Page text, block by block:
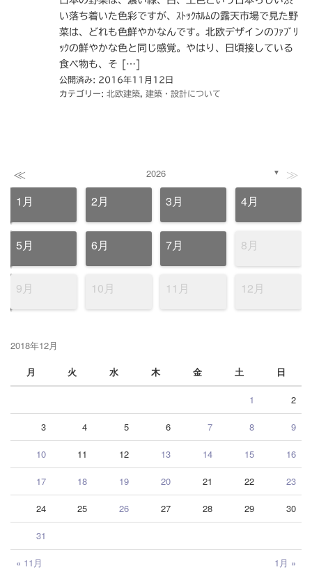
い落ち着いた色彩ですが、ｽﾄｯｸﾎﾙﾑの露天市場で見た野
菜は、どれも色鮮やかなんです。北欧デザインのﾌｧﾌﾞﾘ
ｯｸの鮮やかな色と同じ感覚。やはり、日頃接している
食べ物も、そ […]
公開済み: 2016年11月12日
カテゴリー: 北欧建築 建築・設計について
≪ 2026 ▼ ≫
1月 2月 3月 4月
5月 6月 7月 8月
9月 10月 11月 12月
2018年12月
月
火 水 木 金 土 日
« 11月 1月 »
1 2
3 4 5 6 7 8 9
10 11 12 13 14 15 16
17 18 19 20 21 22 23
24 25 26 27 28 29 30
31